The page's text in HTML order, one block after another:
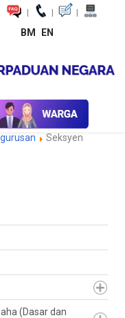
| | |
BM EN
Setiausaha
Seksyen
(Dasar dan